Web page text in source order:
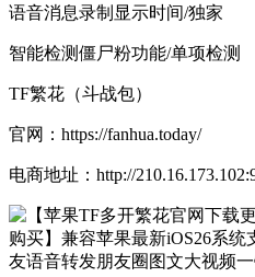
语音消息录制显示时间/独家
智能检测僵尸粉功能/单项检测
TF繁花（斗战包）
官网：https://fanhua.today/
电商地址：http://